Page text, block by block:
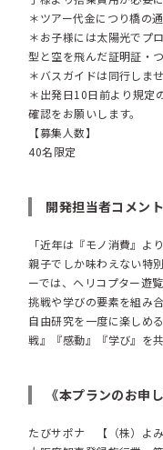
＊ツアー代金につり橋の
＊お子様には太陽光でプ
型と空を飛んだ証明証・
＊バスガイドは同行しま
＊出発日10日前より規定
確認をお願いします。
【募集人数】
40名限定
開発担当者コメント
「近年は『モノ消費』よ
親子でしか味わえない特
ーでは、ヘリコプター遊
挑戦や学びの要素を組み
自由研究を一度に楽しめ
戦』『感動』『学び』を
《本プランのお申
たびサポナ 【（株）よみ